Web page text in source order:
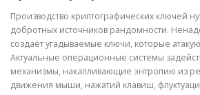
Производство криптографических ключей
добротных источников рандомности.
создаёт угадываемые ключи, которые
Актуальные операционные системы
механизмы, накапливающие энтропию из
движения мыши, нажатий клавиш,